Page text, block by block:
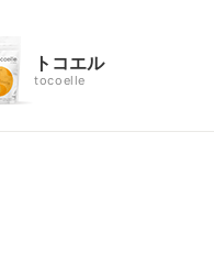
トコエル
tocoelle